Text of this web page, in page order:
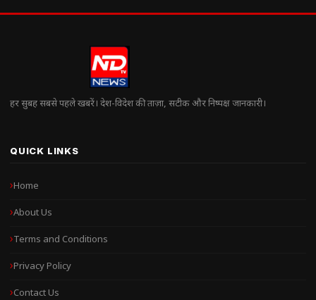
हर सुबह सबसे पहले खबरें। देश-विदेश की ताज़ा, सटीक और निष्पक्ष जानकारी।
QUICK LINKS
Home
About Us
Terms and Conditions
Privacy Policy
Contact Us